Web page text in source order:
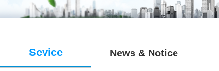
Sevice News & Notice